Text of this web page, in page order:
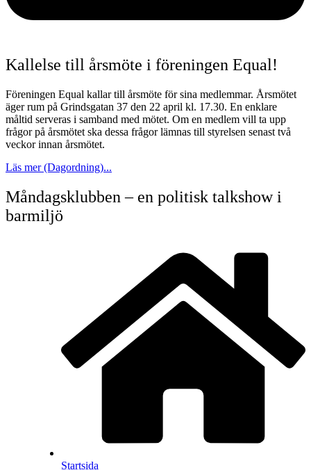
Kallelse till årsmöte i föreningen Equal!
Föreningen Equal kallar till årsmöte för sina medlemmar. Årsmötet
äger rum på Grindsgatan 37 den 22 april kl. 17.30. En enklare
måltid serveras i samband med mötet. Om en medlem vill ta upp
frågor på årsmötet ska dessa frågor lämnas till styrelsen senast två
veckor innan årsmötet.
Läs mer (Dagordning)...
Måndagsklubben – en politisk talkshow i
barmiljö
Startsida